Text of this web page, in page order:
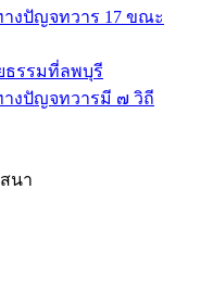
างปัญจทวาร 17 ขณะ
ธรรมที่ลพบุรี
างปัญจทวารมี ๗ วิถี
นา